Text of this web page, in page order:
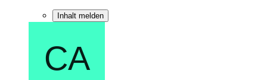
Inhalt melden